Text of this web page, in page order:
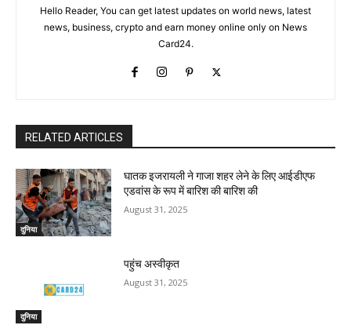
Hello Reader, You can get latest updates on world news, latest
news, business, crypto and earn money online only on News
Card24.
RELATED ARTICLES
दुनिया
घातक इजरायली ने गाजा शहर लेने के लिए आईडीएफ
एडवांस के रूप में बारिश की बारिश की
August 31, 2025
दुनिया
पहुंच अस्वीकृत
August 31, 2025